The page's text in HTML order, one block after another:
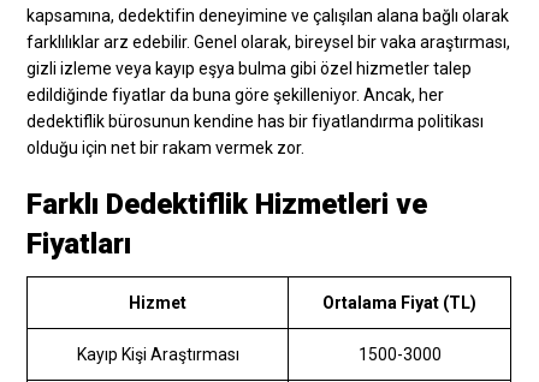
kapsamına, dedektifin deneyimine ve çalışılan alana bağlı olarak
farklılıklar arz edebilir. Genel olarak, bireysel bir vaka araştırması,
gizli izleme veya kayıp eşya bulma gibi özel hizmetler talep
edildiğinde fiyatlar da buna göre şekilleniyor. Ancak, her
dedektiflik bürosunun kendine has bir fiyatlandırma politikası
olduğu için net bir rakam vermek zor.
Farklı Dedektiflik Hizmetleri ve
Fiyatları
Hizmet Ortalama Fiyat (TL)
Kayıp Kişi Araştırması 1500-3000